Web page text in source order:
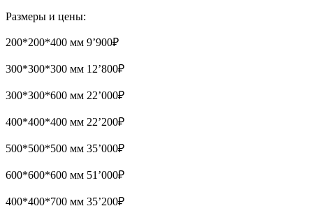
Размеры и цены:
200*200*400 мм 9’900₽
300*300*300 мм 12’800₽
300*300*600 мм 22’000₽
400*400*400 мм 22’200₽
500*500*500 мм 35’000₽
600*600*600 мм 51’000₽
400*400*700 мм 35’200₽